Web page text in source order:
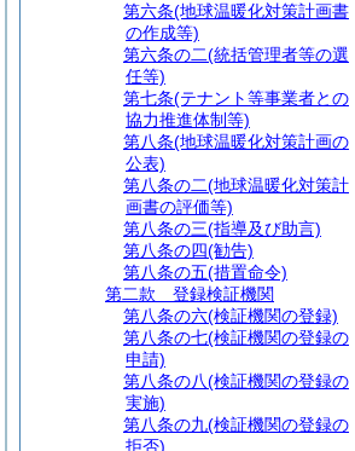
第六条(地球温暖化対策計画書
の作成等)
第六条の二(統括管理者等の選
任等)
第七条(テナント等事業者との
協力推進体制等)
第八条(地球温暖化対策計画の
公表)
第八条の二(地球温暖化対策計
画書の評価等)
第八条の三(指導及び助言)
第八条の四(勧告)
第八条の五(措置命令)
第二款
登録検証機関
第八条の六(検証機関の登録)
第八条の七(検証機関の登録の
申請)
第八条の八(検証機関の登録の
実施)
第八条の九(検証機関の登録の
拒否)